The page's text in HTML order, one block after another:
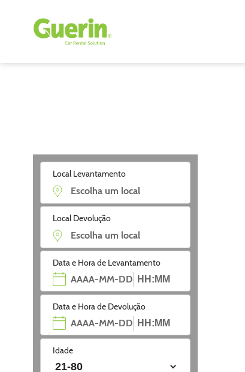
Local Levantamento
Local Devolução
Data e Hora de Levantamento
Data e Hora de Devolução
Idade